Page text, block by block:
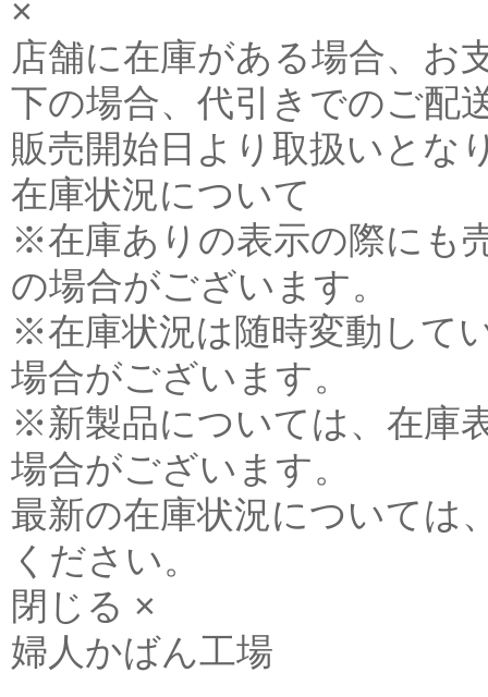
×
店舗に在庫がある場合、お
下の場合、代引きでのご配
販売開始日より取扱いとな
在庫状況について
※在庫ありの表示の際にも
の場合がございます。
※在庫状況は随時変動して
場合がございます。
※新製品については、在庫
場合がございます。
最新の在庫状況については
ください。
閉じる ×
婦人かばん工場